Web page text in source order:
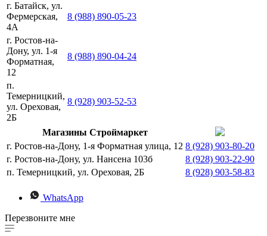
г. Батайск, ул.
Фермерская,
4А
8 (988) 890-05-23
г. Ростов-на-
Дону, ул. 1-я
Форматная,
12
8 (988) 890-04-24
п.
Темерницкий,
ул. Ореховая,
2Б
8 (928) 903-52-53
Магазины Строймаркет
г. Ростов-на-Дону, 1-я Форматная улица, 12 8 (928) 903-80-20
г. Ростов-на-Дону, ул. Нансена 103б
8 (928) 903-22-90
п. Темерницкий, ул. Ореховая, 2Б
8 (928) 903-58-83
WhatsApp
Перезвоните мне